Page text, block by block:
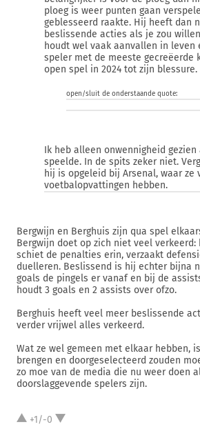
ploeg is weer punten gaan
geblesseerd raakte. Hij heeft dan
beslissende acties als je zou
houdt wel vaak aanvallen in leven
speler met de meeste gecreëerde
open spel in 2024 tot zijn blessure.
open/sluit de onderstaande quote:
Ik heb alleen onwennigheid gezien
speelde. In de spits zeker niet.
hij is opgeleid bij Arsenal, waar ze
voetbalopvattingen hebben.
Bergwijn en Berghuis zijn qua spel
Bergwijn doet op zich niet veel
schiet de penalties erin, verzaakt
duelleren. Beslissend is hij echter bijna
goals de pingels er vanaf en bij de
houdt 3 goals en 2 assists over ofzo.
Berghuis heeft veel meer beslissende
verder vrijwel alles verkeerd.
Wat ze wel gemeen met elkaar hebben,
brengen en doorgeselecteerd zouden
zo moe van de media die nu weer doen
doorslaggevende spelers zijn.
+1/-0